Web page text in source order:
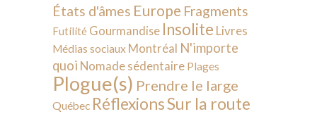
États d'âmes Europe Fragments
Futilité Gourmandise Insolite Livres
Médias sociaux Montréal N'importe
quoi Nomade sédentaire Plages
Plogue(s) Prendre le large
Québec RéflexionsSur la route